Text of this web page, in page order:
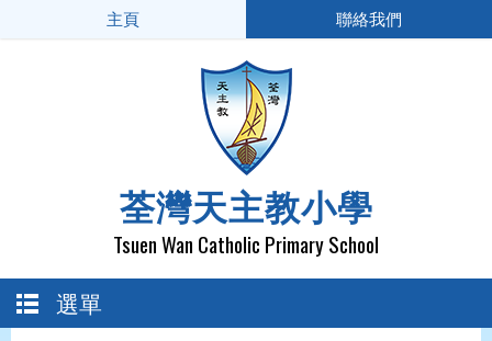
荃灣天主教小學
Tsuen Wan Catholic Primary School
主頁 聯絡我們
選單